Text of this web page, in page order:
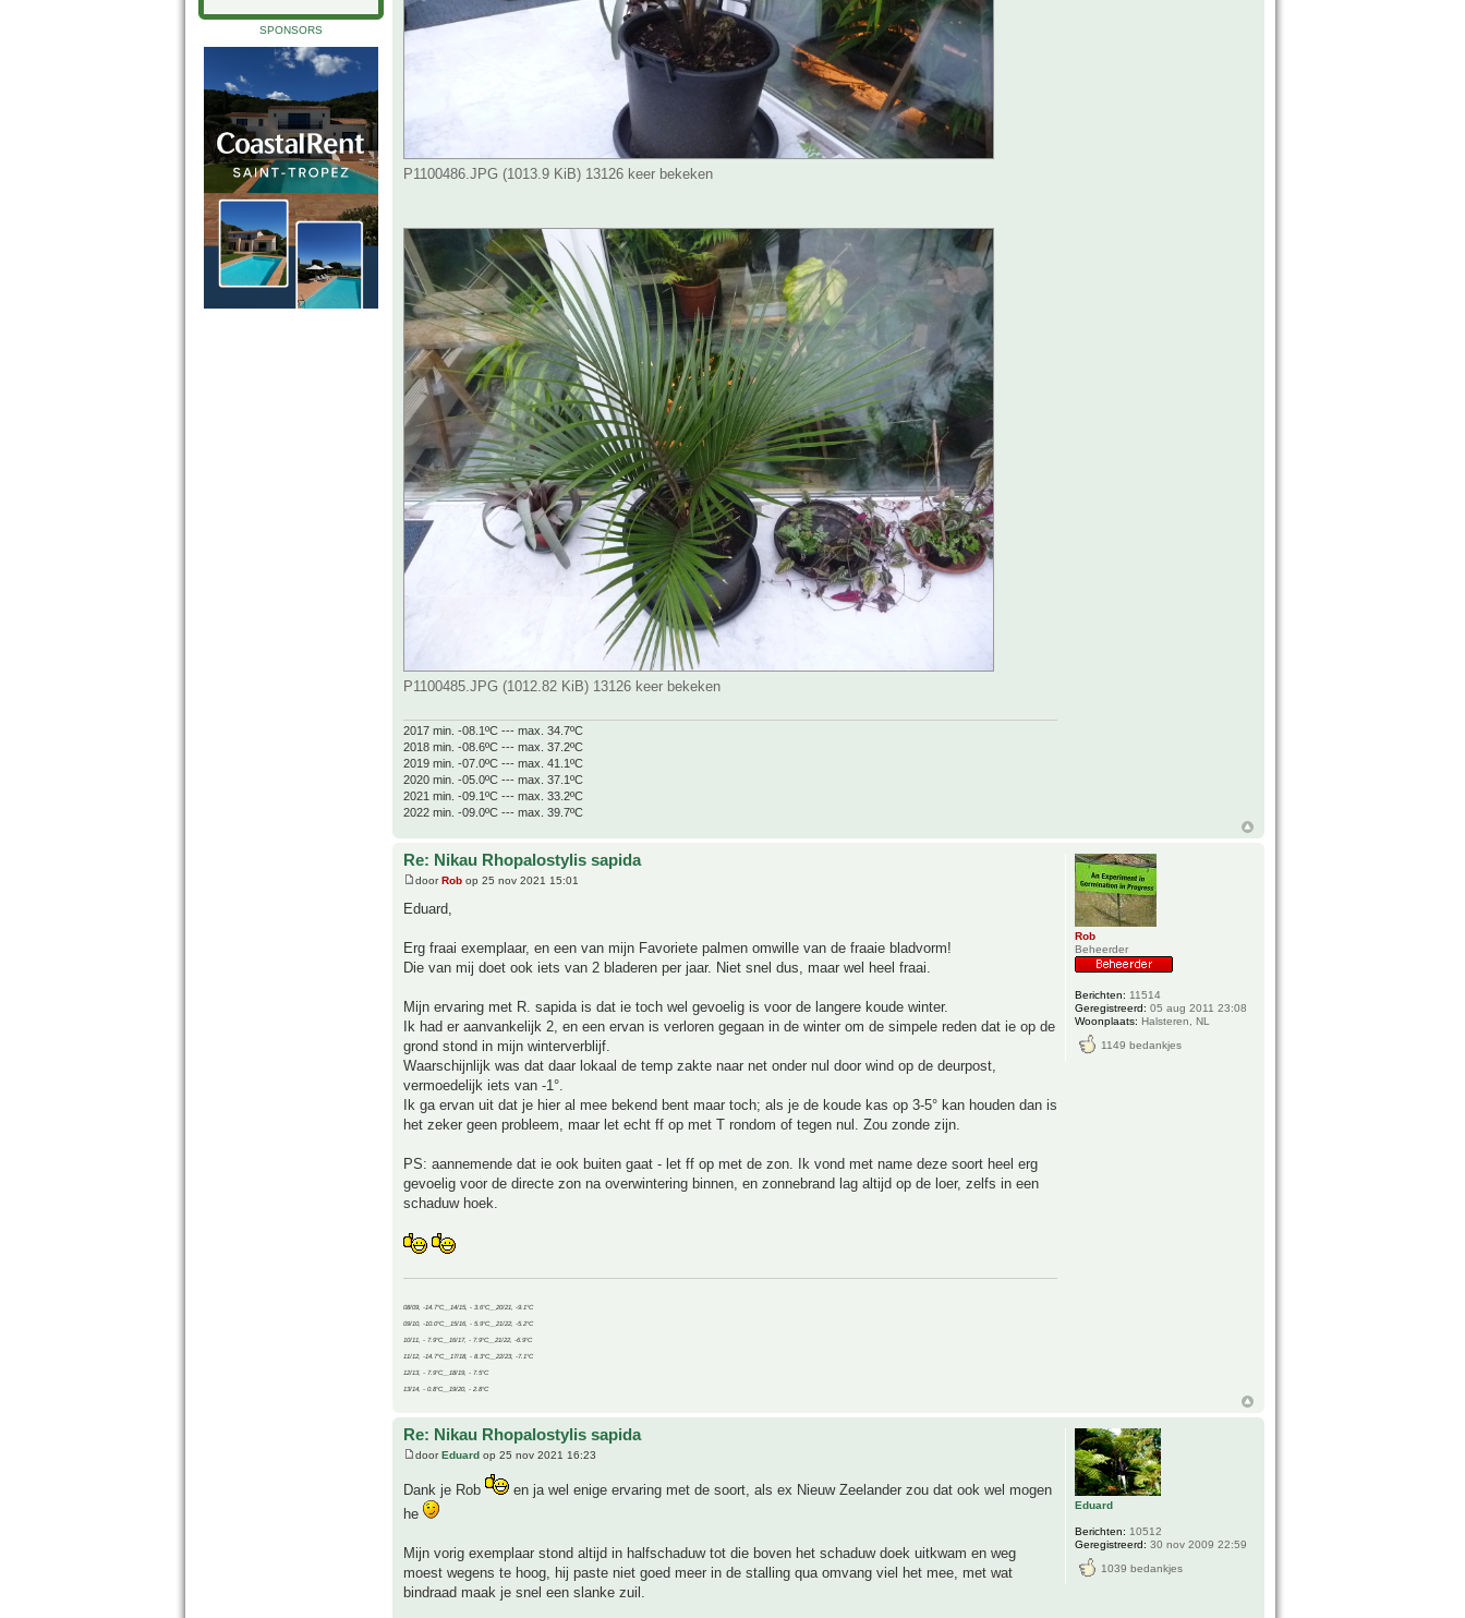
SPONSORS
P1100486.JPG (1013.9 KiB) 13126 keer bekeken
P1100485.JPG (1012.82 KiB) 13126 keer bekeken
2017 min. -08.1ºC --- max. 34.7ºC
2018 min. -08.6ºC --- max. 37.2ºC
2019 min. -07.0ºC --- max. 41.1ºC
2020 min. -05.0ºC --- max. 37.1ºC
2021 min. -09.1ºC --- max. 33.2ºC
2022 min. -09.0ºC --- max. 39.7ºC
Re: Nikau Rhopalostylis sapida
doorRob op 25 nov 2021 15:01
Eduard,
Erg fraai exemplaar, en een van mijn Favoriete palmen omwille van de fraaie bladvorm!
Die van mij doet ook iets van 2 bladeren per jaar. Niet snel dus, maar wel heel fraai.
Mijn ervaring met R. sapida is dat ie toch wel gevoelig is voor de langere koude winter.
Ik had er aanvankelijk 2, en een ervan is verloren gegaan in de winter om de simpele reden dat ie op de
grond stond in mijn winterverblijf.
Waarschijnlijk was dat daar lokaal de temp zakte naar net onder nul door wind op de deurpost,
vermoedelijk iets van -1°.
Ik ga ervan uit dat je hier al mee bekend bent maar toch; als je de koude kas op 3-5° kan houden dan is
het zeker geen probleem, maar let echt ff op met T rondom of tegen nul. Zou zonde zijn.
PS: aannemende dat ie ook buiten gaat - let ff op met de zon. Ik vond met name deze soort heel erg
gevoelig voor de directe zon na overwintering binnen, en zonnebrand lag altijd op de loer, zelfs in een
schaduw hoek.
08/09, -14.7°C__14/15, - 3.6°C__20/21, -9.1°C
09/10, -10.0°C__15/16, - 5.9°C__21/22, -5.2°C
10/11, - 7.9°C__16/17, - 7.9°C__21/22, -6.9°C
11/12, -14.7°C__17/18, - 8.3°C__22/23, -7.1°C
12/13, - 7.9°C__18/19, - 7.5°C
13/14, - 0.8°C__19/20, - 2.8°C
Rob
Beheerder
Berichten: 11514
Geregistreerd: 05 aug 2011 23:08
Woonplaats: Halsteren, NL
1149 bedankjes
Re: Nikau Rhopalostylis sapida
door Eduard op 25 nov 2021 16:23
Dank je Rob
en ja wel enige ervaring met de soort, als ex Nieuw Zeelander zou dat ook wel mogen
he
Mijn vorig exemplaar stond altijd in halfschaduw tot die boven het schaduw doek uitkwam en weg
moest wegens te hoog, hij paste niet goed meer in de stalling qua omvang viel het mee, met wat
bindraad maak je snel een slanke zuil.
Eduard
Berichten: 10512
Geregistreerd: 30 nov 2009 22:59
1039 bedankjes